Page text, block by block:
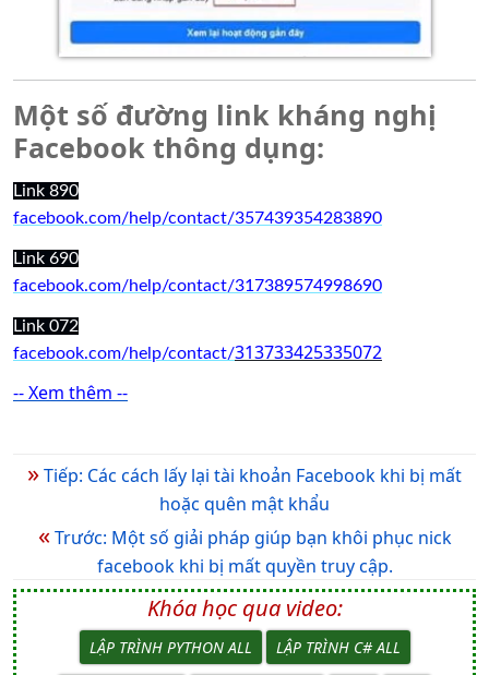
Một số đường link kháng nghị
Facebook thông dụng:
Link 890
facebook.com/help/contact/357439354283890
Link 690
facebook.com/help/contact/317389574998690
Link 072
facebook.com/help/contact/313733425335072
-- Xem thêm --
»Tiếp: Các cách lấy lại tài khoản Facebook khi bị mất
hoặc quên mật khẩu
«Trước: Một số giải pháp giúp bạn khôi phục nick
facebook khi bị mất quyền truy cập.
Khóa học qua video:
LẬP TRÌNH PYTHON ALL LẬP TRÌNH C# ALL